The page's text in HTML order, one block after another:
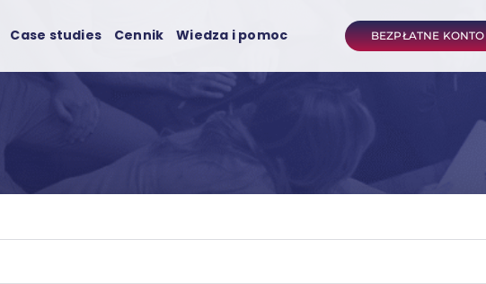
Case studies Cennik Wiedza i pomoc BEZPŁATNE KONTO